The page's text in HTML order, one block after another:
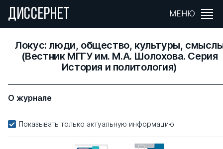
ДИССЕРНЕТ МЕНЮ
Локус: люди, общество, культуры,
(Вестник МГГУ им. М.А. Шолохова. Серия
История и политология)
О журнале
Показывать только актуальную информацию